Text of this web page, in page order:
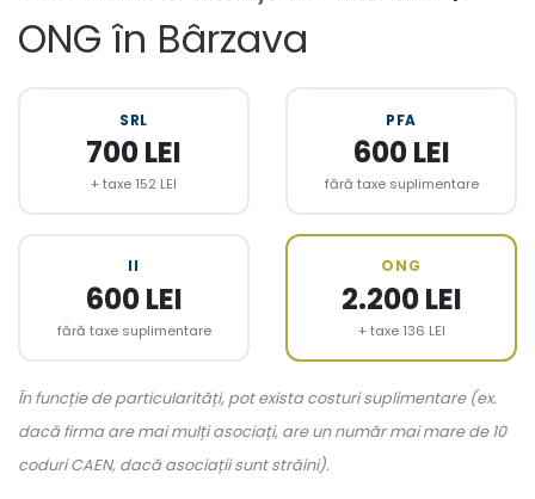
ONG în Bârzava
SRL
700 LEI
+ taxe 152 LEI
PFA
600 LEI
fără taxe suplimentare
II
600 LEI
fără taxe suplimentare
ONG
2.200 LEI
+ taxe 136 LEI
În funcție de particularități, pot exista costuri suplimentare (ex.
dacă firma are mai mulți asociați, are un număr mai mare de 10
coduri CAEN, dacă asociații sunt străini).